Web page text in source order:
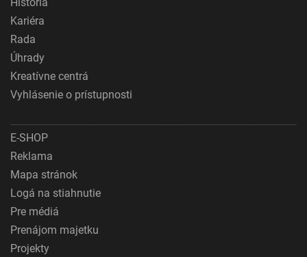
Kariéra
Rada
Úhrady
Kreatívne centrá
Vyhlásenie o prístupnosti
E-SHOP
Reklama
Mapa stránok
Logá na stiahnutie
Pre médiá
Prenájom majetku
Projekty